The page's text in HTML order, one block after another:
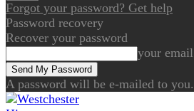
Forgot your password? Get help
Password recovery
Recover your password
your email
A password will be e-mailed to you.